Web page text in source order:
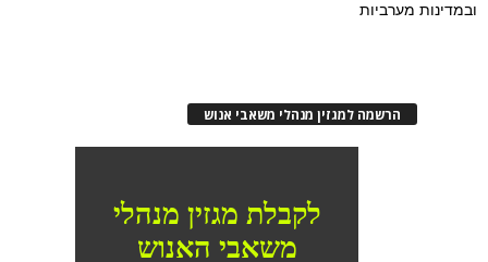
ובמדינות מערביות
הרשמה למגזין מנהלי משאבי אנוש